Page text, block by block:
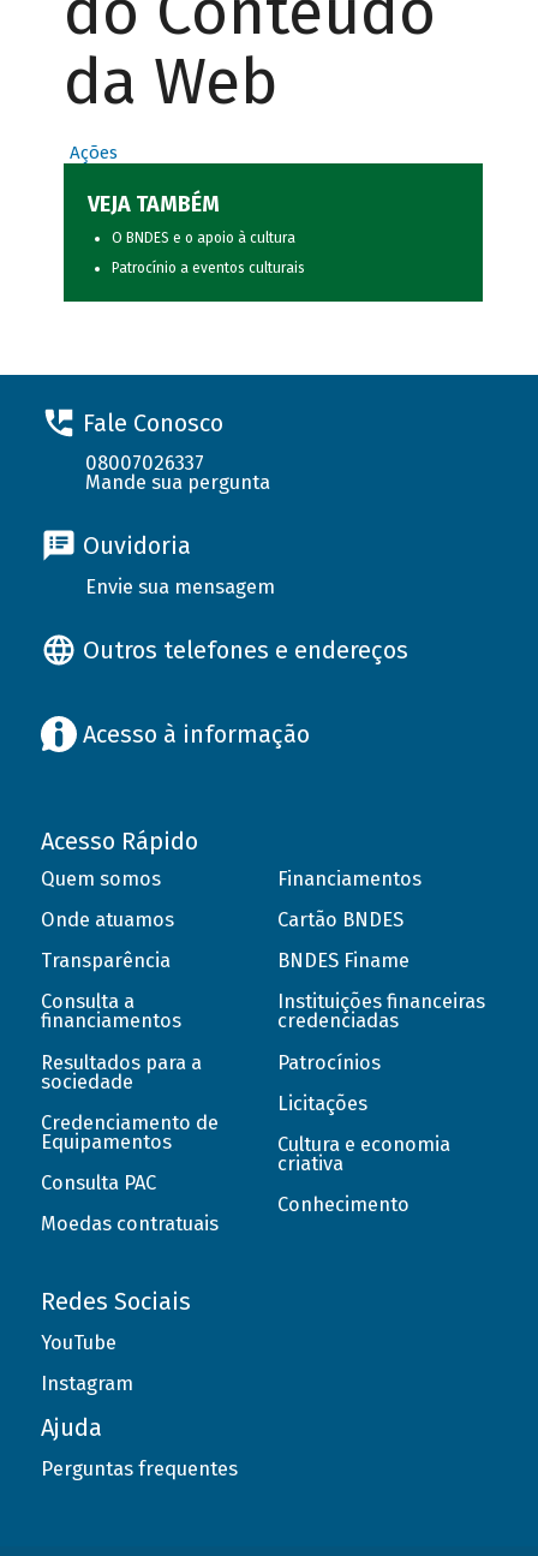
da Web
Ações
VEJA TAMBÉM
O BNDES e o apoio à cultura
Patrocínio a eventos culturais
Fale Conosco
08007026337
Mande sua pergunta
Ouvidoria
Envie sua mensagem
Outros telefones e endereços
Acesso à informação
Acesso Rápido
Quem somos
Onde atuamos
Transparência
Consulta a
financiamentos
Resultados para a
sociedade
Credenciamento de
Equipamentos
Consulta PAC
Moedas contratuais
Financiamentos
Cartão BNDES
BNDES Finame
Instituições financeiras
credenciadas
Patrocínios
Licitações
Cultura e economia
criativa
Conhecimento
Redes Sociais
YouTube
Instagram
Ajuda
Perguntas frequentes